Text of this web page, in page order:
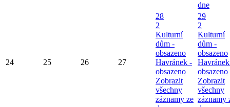
dne
24 25 26 27
28
2
Kulturní
dům -
obsazeno
Havránek -
obsazeno
Zobrazit
všechny
záznamy ze
29
2
Kulturní
dům -
obsazeno
obsazeno
Zobrazit
všechny
záznamy